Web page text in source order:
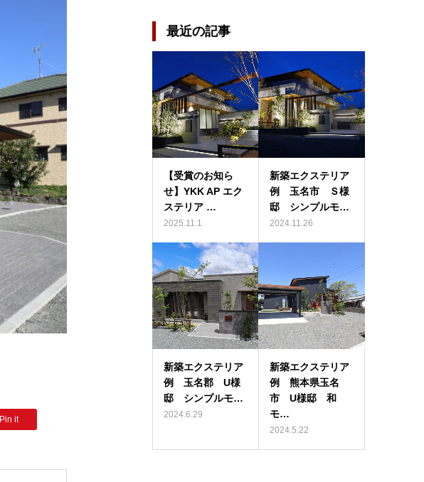
Pin it
最近の記事
【受賞のお知ら
せ】YKK AP エク
ステリア …
2025.11.1
新築エクステリア
例 玉名市 Ｓ様
邸 シンプルモ…
2024.11.26
新築エクステリア
例 玉名郡 U様
邸 シンプルモ…
2024.6.29
新築エクステリア
例 熊本県玉名
市 U様邸 和
モ…
2024.5.22